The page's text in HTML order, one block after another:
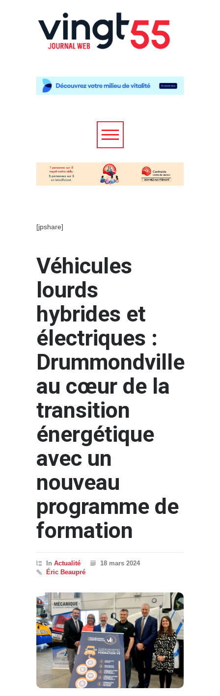
[jpshare]
Véhicules
lourds
hybrides et
électriques :
Drummondville
au cœur de la
transition
énergétique
avec un
nouveau
programme de
formation
In Actualité
18 mars 2024
Éric Beaupré